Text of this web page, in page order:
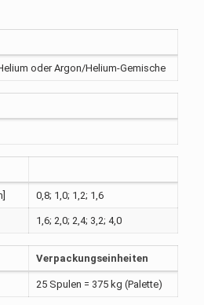
oder Argon/Helium-Gemische
0,8; 1,0; 1,2; 1,6
1,6; 2,0; 2,4; 3,2; 4,0
Verpackungseinheiten
25 Spulen = 375 kg (Palette)